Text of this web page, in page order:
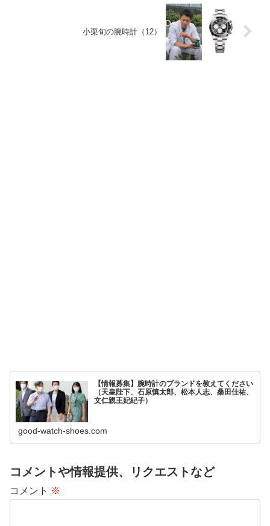
小栗旬の腕時計（12）
【情報募集】腕時計のブランドを教えてください
（天皇陛下、石原慎太郎、松本人志、桑田佳祐、
文仁親王妃紀子）
good-watch-shoes.com
コメントや情報提供、リクエストなど
コメント ※